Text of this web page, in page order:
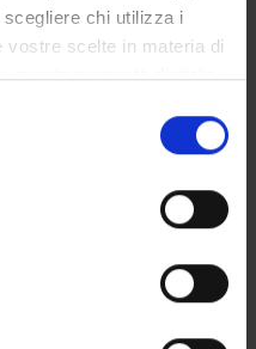
chi utilizza i
scelte in materia di
questa proprietà digitale
in qualsiasi
cookie o facendo clic
sulla tua posizione
di qualche